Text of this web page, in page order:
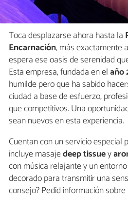
Toca desplazarse ahora hasta la
Encarnación, más exactamente
espera ese oasis de serenidad
Esta empresa, fundada en elaño
humilde pero que ha sabido
ciudad a base de esfuerzo,
que competitivos. Una
sean nuevos en esta experiencia.
Cuentan con un servicio especial
incluye masajedeep tissuey
con música relajante y un
decorado para transmitir una
consejo? Pedid información